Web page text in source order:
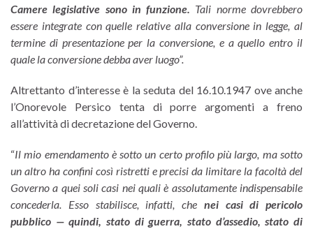
Camere legislative sono in funzione. Tali norme dovrebbero
essere integrate con quelle relative alla conversione in legge, al
termine di presentazione per la conversione, e a quello entro il
quale la conversione debba aver luogo”.
Altrettanto d’interesse è la seduta del 16.10.1947 ove anche
l’Onorevole Persico tenta di porre argomenti a freno
all’attività di decretazione del Governo.
“Il mio emendamento è sotto un certo profilo più largo, ma sotto
un altro ha confini così ristretti e precisi da limitare la facoltà del
Governo a quei soli casi nei quali è assolutamente indispensabile
concederla. Esso stabilisce, infatti, che nei casi di pericolo
pubblico — quindi, stato di guerra, stato d’assedio, stato di